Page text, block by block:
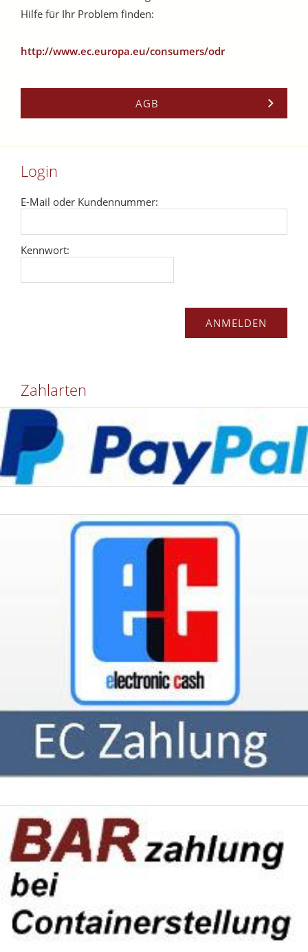
Hilfe für Ihr Problem finden:
http://www.ec.europa.eu/consumers/odr
AGB
Login
E-Mail oder Kundennummer:
Kennwort:
Zahlarten